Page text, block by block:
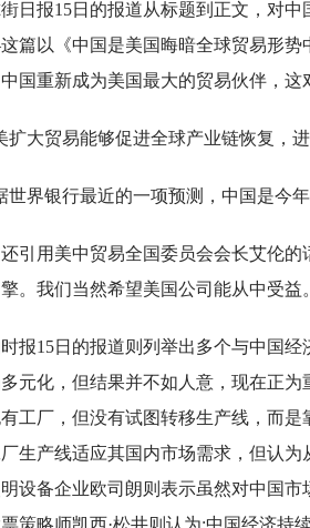
日报15日的报道从标题到正文，对
篇以《中国是美国晦暗全球贸易形势
国重新成为美国最大的贸易伙伴，
扩大贸易能够促进全球产业链恢复，
世界银行最近的一项预测，中国是今
引用美中贸易全国委员会会长艾伦的
。我们当然希望美国公司能从中受益
报15日的报道则列举出多个与中国
元化，但结果并不如人意，现在正
工厂，但没有试图转移生产线，而
生产线适应其国内市场需求，但认
设备企业欧司朗则表示虽然对中国
策略师凯西·松井则认为:中国经济持